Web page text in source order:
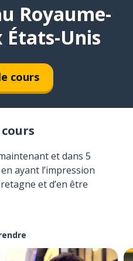
Royaume-
États-Unis
cours
et dans 5
ayant l’impression
et d’en être